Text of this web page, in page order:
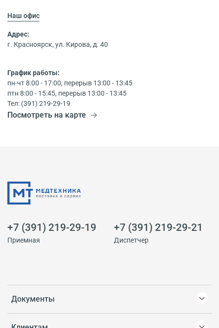
Наш офис
Адрес:
г. Красноярск, ул. Кирова, д. 40
График работы:
пн-чт 8:00 - 17:00, перерыв 13:00 - 13:45
птн 8:00 - 15:45, перерыв 13:00 - 13:45
Тел: (391) 219-29-19
Посмотреть на карте
Документы
+7 (391) 219-29-19
Приемная
+7 (391) 219-29-21
Диспетчер